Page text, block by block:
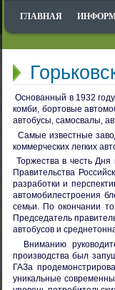
ГЛАВНАЯ
Основанный в 1932
комби, бортовые
автобусы, самосвалы,
Самые известные
коммерческих легких
Торжества в честь
Правительства
разработки и
автомобилестроения
семьи. По окончании
Председатель
автобусов и
Вниманию
производства был
ГАЗа
уникальные